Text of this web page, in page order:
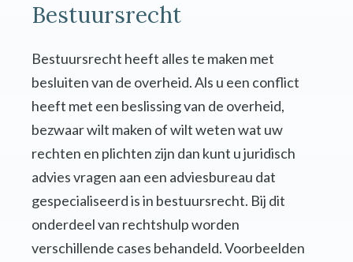
Bestuursrecht
Bestuursrecht heeft alles te maken met
besluiten van de overheid. Als u een conflict
heeft met een beslissing van de overheid,
bezwaar wilt maken of wilt weten wat uw
rechten en plichten zijn dan kunt u juridisch
advies vragen aan een adviesbureau dat
gespecialiseerd is in bestuursrecht. Bij dit
onderdeel van rechtshulp worden
verschillende cases behandeld. Voorbeelden